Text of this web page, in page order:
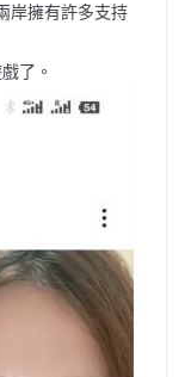
k
岸擁有許多支持
了。